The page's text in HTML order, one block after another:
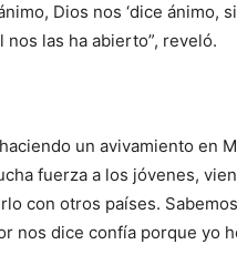
Dios nos ‘dice ánimo,
las ha abierto”, reveló.
un avivamiento en
fuerza a los jóvenes,
con otros países.
nos dice confía porque yo